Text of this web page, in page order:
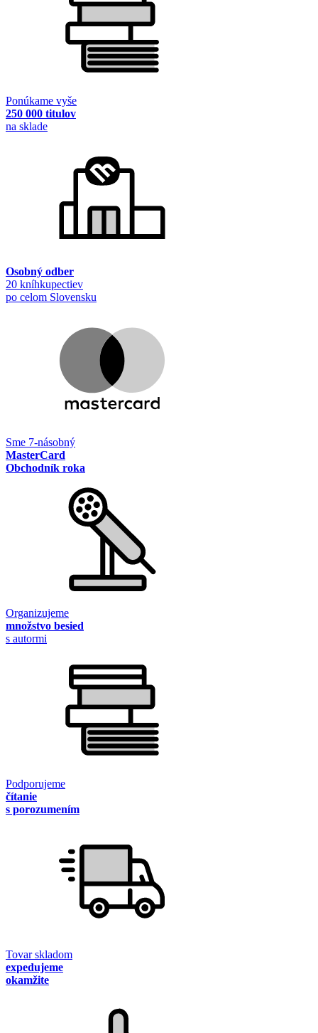
Ponúkame vyše
250 000 titulov
na sklade
Osobný odber
20 kníhkupectiev
po celom Slovensku
Sme 7-násobný
MasterCard
Obchodník roka
Organizujeme
množstvo besied
s autormi
Podporujeme
čítanie
s porozumením
Tovar skladom
expedujeme
okamžite